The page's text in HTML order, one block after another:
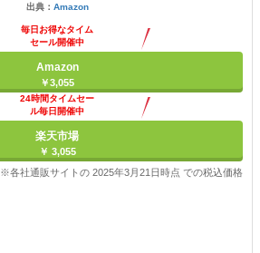
出典： Amazon
毎日お得なタイム
セール開催中
Amazon
￥3,055
24時間タイムセー
ル毎日開催中
楽天市場
￥ 3,055
※各社通販サイトの 2025年3月21日時点 での税込価格